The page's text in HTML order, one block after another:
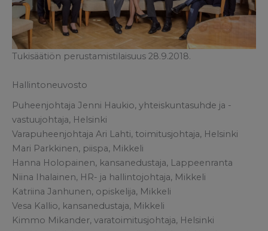
Tukisäätiön perustamistilaisuus 28.9.2018.
Hallintoneuvosto
Puheenjohtaja Jenni Haukio, yhteiskuntasuhde ja -
vastuujohtaja, Helsinki
Varapuheenjohtaja Ari Lahti, toimitusjohtaja, Helsinki
Mari Parkkinen, piispa, Mikkeli
Hanna Holopainen, kansanedustaja, Lappeenranta
Niina Ihalainen, HR- ja hallintojohtaja, Mikkeli
Katriina Janhunen, opiskelija, Mikkeli
Vesa Kallio, kansanedustaja, Mikkeli
Kimmo Mikander, varatoimitusjohtaja, Helsinki